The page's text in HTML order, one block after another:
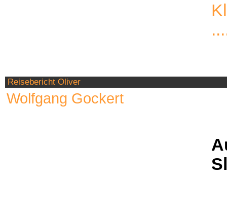
Reisebericht Oliver
Wolfgang Gockert